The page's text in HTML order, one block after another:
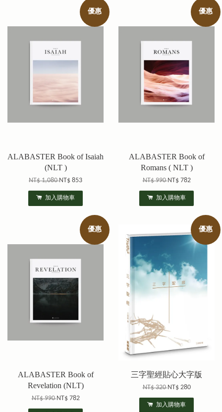
優惠
ALABASTER Book of Isaiah
(NLT )
NT$ 1,080NT$ 853
加入購物車
優惠
ALABASTER Book of
Romans ( NLT )
NT$ 990NT$ 782
加入購物車
優惠
ALABASTER Book of
Revelation (NLT)
NT$ 990NT$ 782
優惠
三字聖經貼心大字版
NT$ 320NT$ 280
加入購物車